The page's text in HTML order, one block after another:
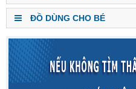
ĐỒ DÙNG CHO BÉ